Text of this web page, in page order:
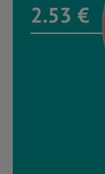
2.53 €